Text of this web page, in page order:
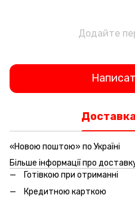
Додайте
«Новою поштою» по Україні
Більше інформації про
Готівкою при отриманні
Кредитною карткою